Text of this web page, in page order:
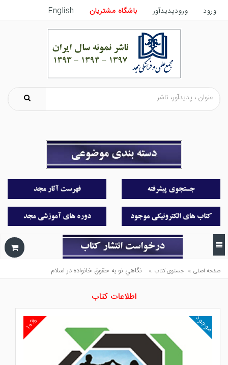
ورود ورودپدیدآور باشگاه مشتریان English
صفحه اصلی » جستوی کتاب » نگاهي نو به حقوق خانواده در اسلام
اطلاعات کتاب
۱۰% موجود